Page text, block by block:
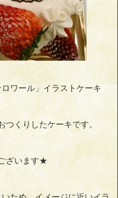
ワール」イラストケーキ
つくりしたケーキです。
ざいます★